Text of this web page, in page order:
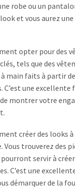
robe ou un
et vous aurez
opter pour des
tels que des
à main faits à partir
C’est une
montrer votre
créer des looks
trouverez des
servir à
C’est une
démarquer de la